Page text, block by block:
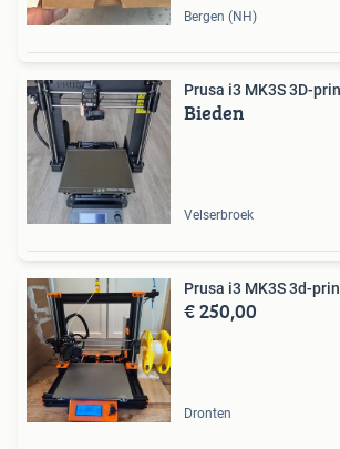
Bergen (NH)
Prusa i3 MK3S 3D-
Bieden
Velserbroek
Prusa i3 MK3S 3d-
€ 250,00
Dronten